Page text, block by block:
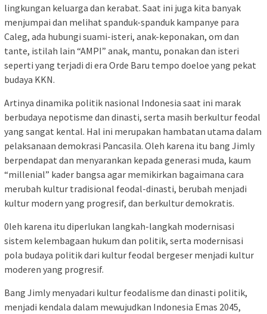
lingkungan keluarga dan kerabat. Saat ini juga kita banyak
menjumpai dan melihat spanduk-spanduk kampanye para
Caleg, ada hubungi suami-isteri, anak-keponakan, om dan
tante, istilah lain “AMPI” anak, mantu, ponakan dan isteri
seperti yang terjadi di era Orde Baru tempo doeloe yang pekat
budaya KKN.
Artinya dinamika politik nasional Indonesia saat ini marak
berbudaya nepotisme dan dinasti, serta masih berkultur feodal
yang sangat kental. Hal ini merupakan hambatan utama dalam
pelaksanaan demokrasi Pancasila. Oleh karena itu bang Jimly
berpendapat dan menyarankan kepada generasi muda, kaum
“millenial” kader bangsa agar memikirkan bagaimana cara
merubah kultur tradisional feodal-dinasti, berubah menjadi
kultur modern yang progresif, dan berkultur demokratis.
0leh karena itu diperlukan langkah-langkah modernisasi
sistem kelembagaan hukum dan politik, serta modernisasi
pola budaya politik dari kultur feodal bergeser menjadi kultur
moderen yang progresif.
Bang Jimly menyadari kultur feodalisme dan dinasti politik,
menjadi kendala dalam mewujudkan Indonesia Emas 2045,